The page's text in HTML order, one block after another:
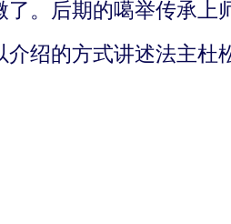
。后期的噶举传承上
绍的方式讲述法主杜